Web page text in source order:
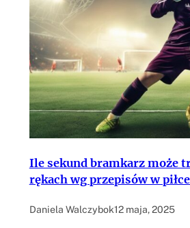
Ile sekund bramkarz może
rękach wg przepisów w
Daniela Walczybok12 maja, 2025